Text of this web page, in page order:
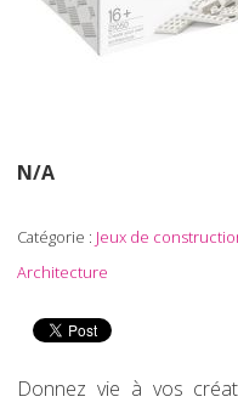
N/A
Catégorie : Jeux de
Architecture
Donnez vie à vos